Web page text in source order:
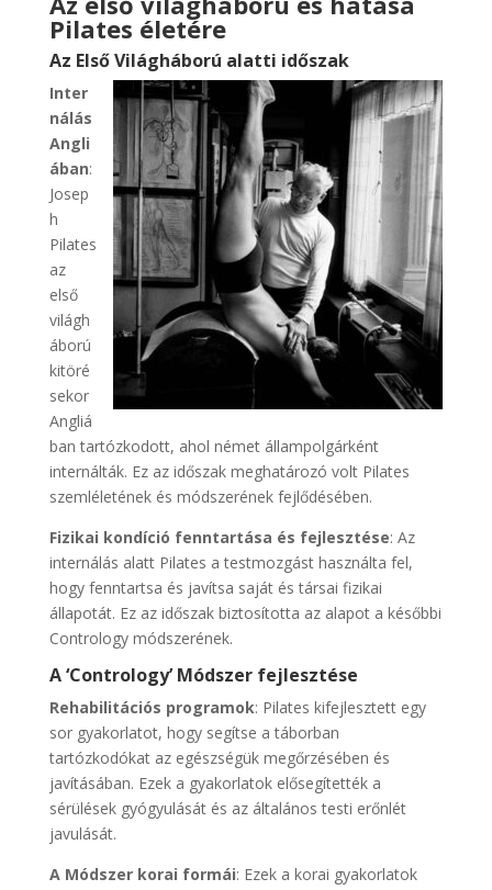
Pilates életére
Az Első Világháború alatti időszak
Inter
nálás
Angli
ában:
Josep
h
Pilates
az
első
világh
áború
kitöré
sekor
Angliá
ban tartózkodott, ahol német állampolgárként
internálták. Ez az időszak meghatározó volt Pilates
szemléletének és módszerének fejlődésében.
Fizikai kondíció fenntartása és fejlesztése: Az
internálás alatt Pilates a testmozgást használta fel,
hogy fenntartsa és javítsa saját és társai fizikai
állapotát. Ez az időszak biztosította az alapot a későbbi
Contrology módszerének.
A ‘Contrology’ Módszer fejlesztése
Rehabilitációs programok: Pilates kifejlesztett egy
sor gyakorlatot, hogy segítse a táborban
tartózkodókat az egészségük megőrzésében és
javításában. Ezek a gyakorlatok elősegítették a
sérülések gyógyulását és az általános testi erőnlét
javulását.
A Módszer korai formái: Ezek a korai gyakorlatok